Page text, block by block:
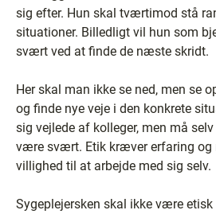
sig efter. Hun skal tværtimod stå
situationer. Billedligt vil hun som
svært ved at finde de næste skridt.
Her skal man ikke se ned, men se
og finde nye veje i den konkrete
sig vejlede af kolleger, men må
være svært. Etik kræver erfaring og
villighed til at arbejde med sig selv.
Sygeplejersken skal ikke være